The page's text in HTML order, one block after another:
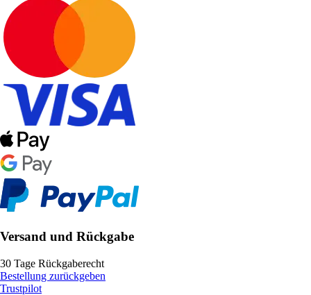
Versand und Rückgabe
30 Tage Rückgaberecht
Bestellung zurückgeben
Trustpilot